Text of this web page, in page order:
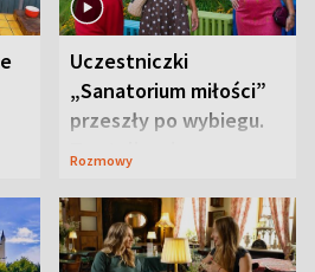
Uczestniczki
„Sanatorium miłości”
przeszły po wybiegu.
Te stylizacje
Rozmowy